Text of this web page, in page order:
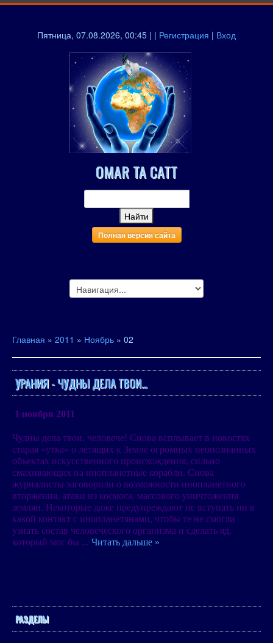
Пятница, 07.08.2026, 00:45 | | Регистрация | Вход
OMAR TA CATT
Полная версия сайта
Главная » 2011 » Ноябрь » 02
УРАНИЯ - ЧУДНЫ ДЕЛА ТВОИ…
1 ноября 2011
Чудны дела твои, человече! Снова всплывает в новостях
старая «утка» о летящих к Земле огромных неопознанных
объектах искусственного происхождения, сильно
смахивающих на инопланетные корабли. Снова
журналисты заговорили о возможности инопланетного
вторжения, атаки из космоса, массового уничтожения
землян. Некоторые даже предупреждают не вступать ни в
какой контакт с инопланетянами, чтобы те не смогли
узнать состав человеческого организма и сделать яд,
который мог бы ... Читать дальше »
РАЗДЕЛЫ